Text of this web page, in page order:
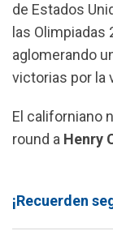
de Estados
las
aglomerando
victorias por la
El californiano
round a Henry
¡Recuerden